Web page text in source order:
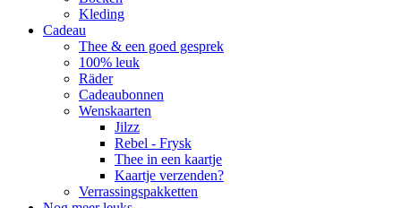
Kleding
Cadeau
Thee & een goed gesprek
100% leuk
Räder
Cadeaubonnen
Wenskaarten
Jilzz
Rebel - Frysk
Thee in een kaartje
Kaartje verzenden?
Verrassingspakketten